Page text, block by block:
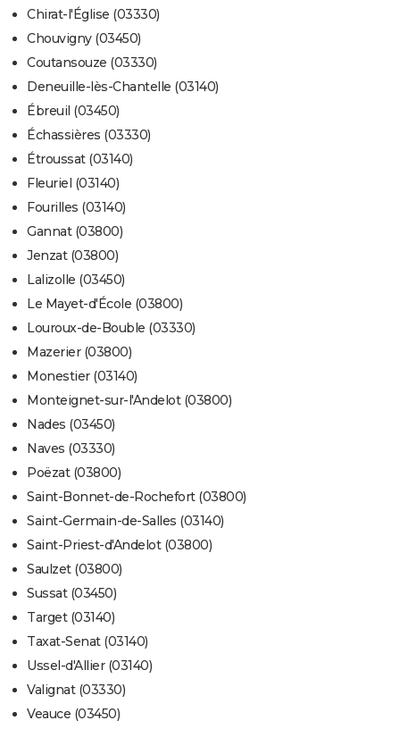
Chirat-l'Église (03330)
Chouvigny (03450)
Coutansouze (03330)
Deneuille-lès-Chantelle (03140)
Ébreuil (03450)
Échassières (03330)
Étroussat (03140)
Fleuriel (03140)
Fourilles (03140)
Gannat (03800)
Jenzat (03800)
Lalizolle (03450)
Le Mayet-d'École (03800)
Louroux-de-Bouble (03330)
Mazerier (03800)
Monestier (03140)
Monteignet-sur-l'Andelot (03800)
Nades (03450)
Naves (03330)
Poëzat (03800)
Saint-Bonnet-de-Rochefort (03800)
Saint-Germain-de-Salles (03140)
Saint-Priest-d'Andelot (03800)
Saulzet (03800)
Sussat (03450)
Target (03140)
Taxat-Senat (03140)
Ussel-d'Allier (03140)
Valignat (03330)
Veauce (03450)